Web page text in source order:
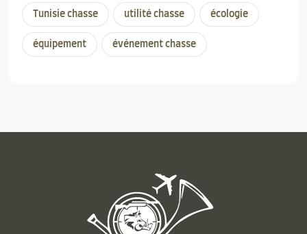
Tunisie chasse utilité chasse écologie
équipement événement chasse